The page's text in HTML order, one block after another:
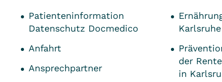
Patienteninformation
Datenschutz Docmedico
Anfahrt
Ansprechpartner
Karlsruhe
der
in